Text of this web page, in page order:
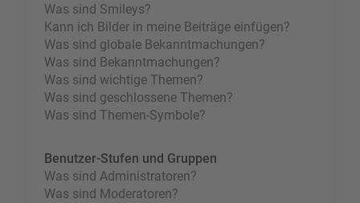
Was sind Smileys?
Kann ich Bilder in meine Beiträge einfügen?
Was sind globale Bekanntmachungen?
Was sind Bekanntmachungen?
Was sind wichtige Themen?
Was sind geschlossene Themen?
Was sind Themen-Symbole?
Benutzer-Stufen und Gruppen
Was sind Administratoren?
Was sind Moderatoren?